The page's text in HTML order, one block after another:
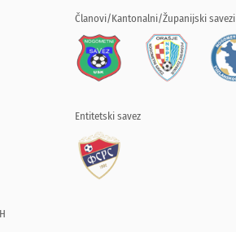
Članovi/Kantonalni/Županijski savezi
Entitetski savez